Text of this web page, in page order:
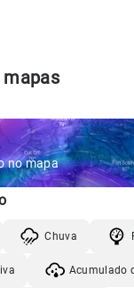
mapas
no mapa
Chuva
Acumulado